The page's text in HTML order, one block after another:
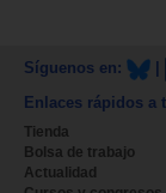
Síguenos en:
Enlaces rápidos a
Tienda
Bolsa de trabajo
Actualidad